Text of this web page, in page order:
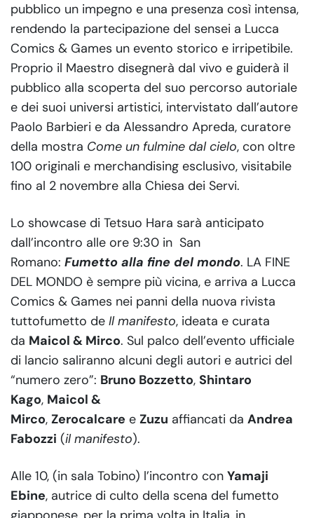
pubblico un impegno e una presenza così intensa,
rendendo la partecipazione del sensei a Lucca
Comics & Games un evento storico e irripetibile.
Proprio il Maestro disegnerà dal vivo e guiderà il
pubblico alla scoperta del suo percorso autoriale
e dei suoi universi artistici, intervistato dall’autore
Paolo Barbieri e da Alessandro Apreda, curatore
della mostra Come un fulmine dal cielo, con oltre
100 originali e merchandising esclusivo, visitabile
fino al 2 novembre alla Chiesa dei Servi.
Lo showcase di Tetsuo Hara sarà anticipato
dall’incontro alle ore 9:30 in San
Romano: Fumetto alla fine del mondo. LA FINE
DEL MONDO è sempre più vicina, e arriva a Lucca
Comics & Games nei panni della nuova rivista
tuttofumetto de Il manifesto, ideata e curata
da Maicol & Mirco. Sul palco dell’evento ufficiale
di lancio saliranno alcuni degli autori e autrici del
“numero zero”: Bruno Bozzetto, Shintaro
Kago, Maicol &
Mirco, Zerocalcare e Zuzu affiancati da Andrea
Fabozzi (il manifesto).
Alle 10, (in sala Tobino) l’incontro con Yamaji
Ebine, autrice di culto della scena del fumetto